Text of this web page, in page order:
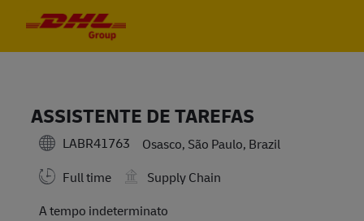
ASSISTENTE DE TAREFAS
LABR41763
Osasco, São Paulo, Brazil
Full time
Supply Chain
A tempo indeterminato